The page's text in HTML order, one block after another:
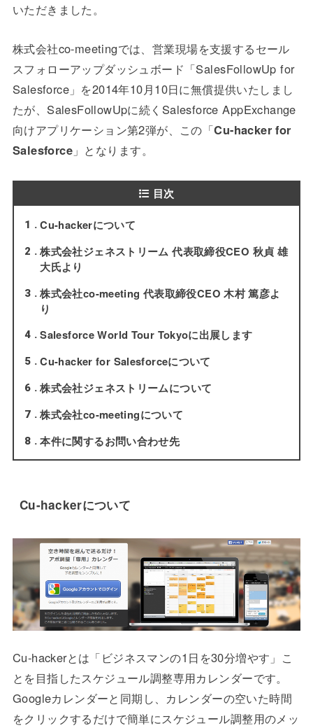
いただきました。
株式会社co-meetingでは、営業現場を支援するセール
スフォローアップダッシュボード「SalesFollowUp for
Salesforce」を2014年10月10日に無償提供いたしまし
たが、SalesFollowUpに続くSalesforce AppExchange
向けアプリケーション第2弾が、この「Cu-hacker for
Salesforce 」となります。
目次
1 Cu-hackerについて
2
株式会社ジェネストリーム 代表取締役CEO 秋貞 雄
大氏より
3
株式会社co-meeting 代表取締役CEO 木村 篤彦よ
り
4 Salesforce World Tour Tokyoに出展します
5 Cu-hacker for Salesforceについて
6 株式会社ジェネストリームについて
7 株式会社co-meetingについて
8 本件に関するお問い合わせ先
Cu-hackerについて
Cu-hackerとは「ビジネスマンの1日を30分増やす」こ
とを目指したスケジュール調整専用カレンダーです。
Googleカレンダーと同期し、カレンダーの空いた時間
をクリックするだけで簡単にスケジュール調整用のメッ